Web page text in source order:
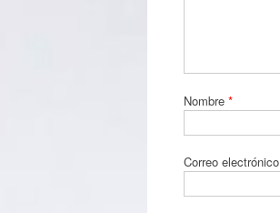
Nombre *
Correo electrónico